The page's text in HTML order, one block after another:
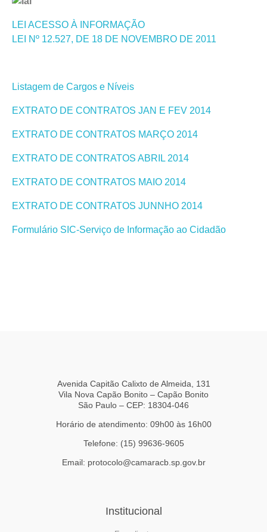
LEI ACESSO À INFORMAÇÃO
LEI Nº 12.527, DE 18 DE NOVEMBRO DE 2011
Listagem de Cargos e Níveis
EXTRATO DE CONTRATOS JAN E FEV 2014
EXTRATO DE CONTRATOS MARÇO 2014
EXTRATO DE CONTRATOS ABRIL 2014
EXTRATO DE CONTRATOS MAIO 2014
EXTRATO DE CONTRATOS JUNNHO 2014
Formulário SIC-Serviço de Informação ao Cidadão
Avenida Capitão Calixto de Almeida, 131
Vila Nova Capão Bonito – Capão Bonito
São Paulo – CEP: 18304-046
Horário de atendimento: 09h00 às 16h00
Telefone: (15) 99636-9605
Email: protocolo@camaracb.sp.gov.br
Institucional